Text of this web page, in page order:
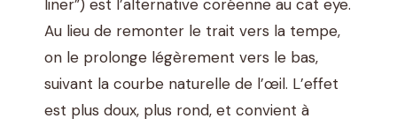
liner”) est l’alternative coréenne au cat eye.
Au lieu de remonter le trait vers la tempe,
on le prolonge légèrement vers le bas,
suivant la courbe naturelle de l’œil. L’effet
est plus doux, plus rond, et convient à